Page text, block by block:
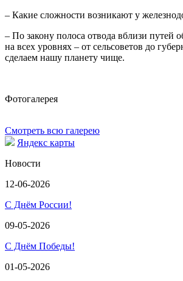
– Какие сложности возникают у
– По закону полоса отвода вблизи путей
на всех уровнях – от сельсоветов до
сделаем нашу планету чище.
Фотогалерея
Смотреть всю галерею
Яндекс карты
Новости
12-06-2026
С Днём России!
09-05-2026
С Днём Победы!
01-05-2026